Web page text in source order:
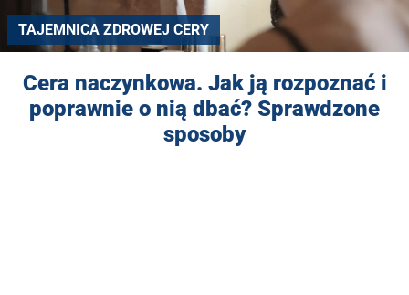
TAJEMNICA ZDROWEJ CERY
Cera naczynkowa. Jak ją rozpoznać i
poprawnie o nią dbać? Sprawdzone
sposoby